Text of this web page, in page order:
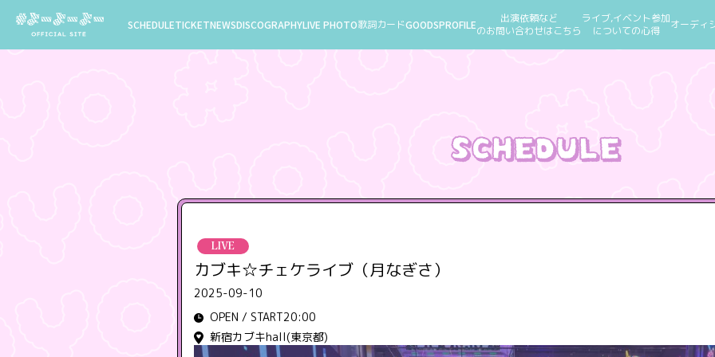
SCHEDULETICKETNEWSDISCOGRAPHYLIVE PHOTO歌詞カードGOODSPROFILE
出演依頼など
のお問い合わせはこちら
ライブ,イベント参加
についての心得
オーディ
LIVE
カブキ☆チェケライブ（月なぎさ）
2025-09-10
OPEN / START20:00
新宿カブキhall(東京都)